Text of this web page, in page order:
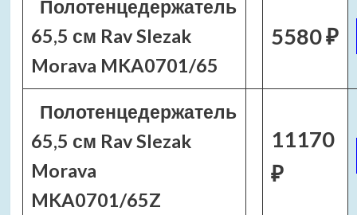
Полотенцедержатель
65,5 см Rav Slezak
Morava MKA0701/65
5580 ₽
Полотенцедержатель
65,5 см Rav Slezak
Morava
MKA0701/65Z
11170
₽